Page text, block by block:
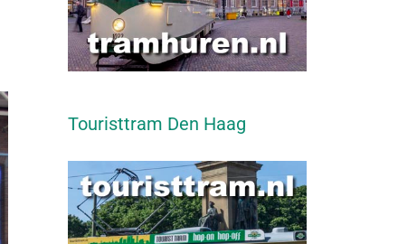
Touristtram Den Haag